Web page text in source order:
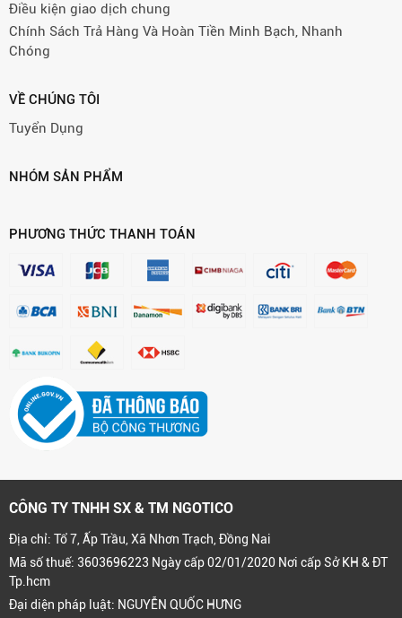
Điều kiện giao dịch chung
Chính Sách Trả Hàng Và Hoàn Tiền Minh Bạch, Nhanh
Chóng
VỀ CHÚNG TÔI
Tuyển Dụng
NHÓM SẢN PHẨM
PHƯƠNG THỨC THANH TOÁN
CÔNG TY TNHH SX & TM NGOTICO
Địa chỉ: Tổ 7, Ấp Trầu, Xã Nhơn Trạch, Đồng Nai
Mã số thuế: 3603696223 Ngày cấp 02/01/2020 Nơi cấp Sở KH & ĐT
Tp.hcm
Đại diện pháp luật: NGUYỄN QUỐC HƯNG